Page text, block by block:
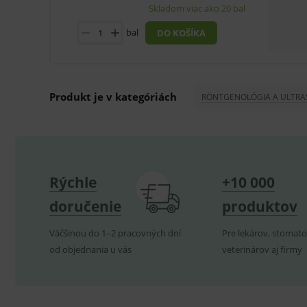
Skladom viac ako 20 bal
bal
DO KOŠÍKA
Produkt je v kategóriách RÖNTGENOLÓGIA A
Rýchle
doručenie
Väčšinou do 1–2 pracovných dní
od objednania u vás
+10 000
produktov
Pre lekárov,
veterinárov aj firmy
193359858-4
test_cookie
IDE
VISITOR_INFO1_LIVE